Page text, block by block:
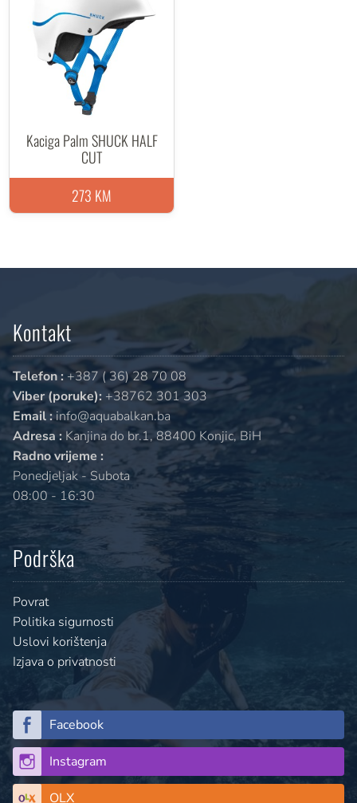
Kaciga Palm SHUCK HALF
CUT
273 KM
Kontakt
Telefon : +387 ( 36) 28 70 08
Viber (poruke): +38762 301 303
Email :info@aquabalkan.ba
Adresa : Kanjina do br.1, 88400 Konjic, BiH
Radno vrijeme :
Ponedjeljak - Subota
08:00 - 16:30
Podrška
Povrat
Politika sigurnosti
Uslovi korištenja
Izjava o privatnosti
Facebook
Instagram
OLX